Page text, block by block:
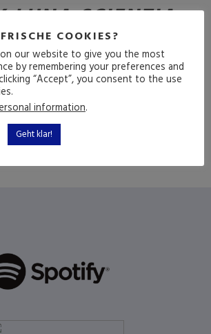
LUNA SCIENTIA
COOKIES?
our website to give you the most
by remembering your preferences and
“Accept”, you consent to the use
information.
Geht klar!